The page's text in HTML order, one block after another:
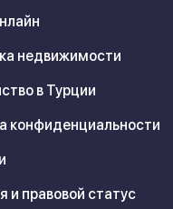
недвижимости
в Турции
конфиденциальности
и правовой статус